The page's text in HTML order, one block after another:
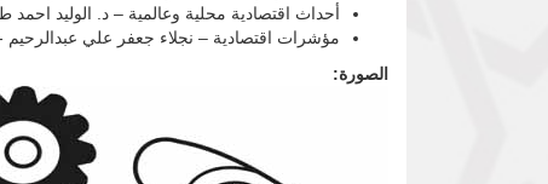
أحداث اقتصادية محلية وعالمية – د. الوليد احمد
مؤشرات اقتصادية – نجلاء جعفر علي عبدالرحيم -
الصورة: